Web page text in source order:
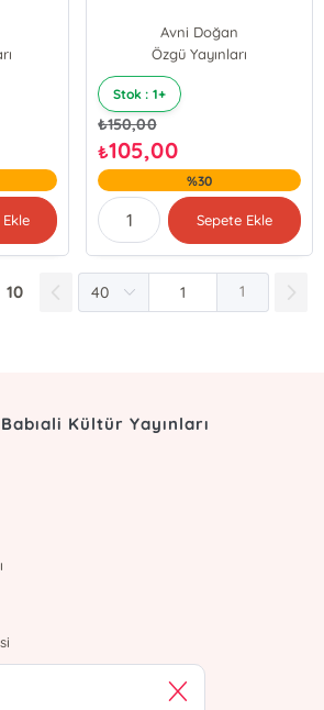
Avni Doğan
Özgü Yayınları
Stok : 1+
₺150,00
₺105,00
%30
Sepete Ekle
10 1
Kültür Yayınları